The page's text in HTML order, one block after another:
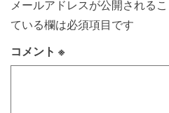
メールアドレスが公開されるこ
ている欄は必須項目です
コメント ※